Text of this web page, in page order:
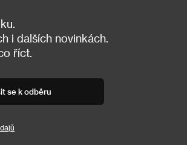
i dalších novinkách.
říct.
se k odběru